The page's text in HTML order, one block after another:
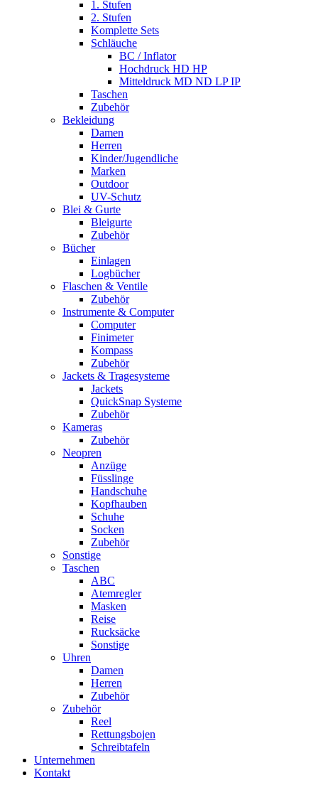
1. Stufen
2. Stufen
Komplette Sets
Schläuche
BC / Inflator
Hochdruck HD HP
Mitteldruck MD ND LP IP
Taschen
Zubehör
Bekleidung
Damen
Herren
Kinder/Jugendliche
Marken
Outdoor
UV-Schutz
Blei & Gurte
Bleigurte
Zubehör
Bücher
Einlagen
Logbücher
Flaschen & Ventile
Zubehör
Instrumente & Computer
Computer
Finimeter
Kompass
Zubehör
Jackets & Tragesysteme
Jackets
QuickSnap Systeme
Zubehör
Kameras
Zubehör
Neopren
Anzüge
Füsslinge
Handschuhe
Kopfhauben
Schuhe
Socken
Zubehör
Sonstige
Taschen
ABC
Atemregler
Masken
Reise
Rucksäcke
Sonstige
Uhren
Damen
Herren
Zubehör
Zubehör
Reel
Rettungsbojen
Schreibtafeln
Unternehmen
Kontakt